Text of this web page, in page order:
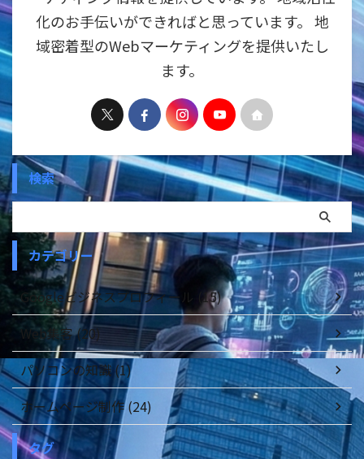
化のお手伝いができればと思っています。 地
域密着型のWebマーケティングを提供いたし
ます。
検索
カテゴリー
Googleビジネスプロフィール (15)
Web集客 (20)
パソコンの知識 (1)
ホームページ制作 (24)
タグ